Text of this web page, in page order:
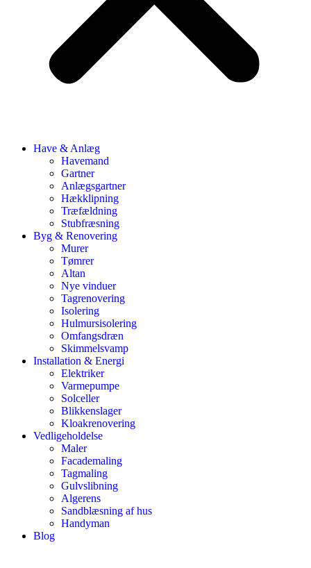
Have & Anlæg
Havemand
Gartner
Anlægsgartner
Hækklipning
Træfældning
Stubfræsning
Byg & Renovering
Murer
Tømrer
Altan
Nye vinduer
Tagrenovering
Isolering
Hulmursisolering
Omfangsdræn
Skimmelsvamp
Installation & Energi
Elektriker
Varmepumpe
Solceller
Blikkenslager
Kloakrenovering
Vedligeholdelse
Maler
Facademaling
Tagmaling
Gulvslibning
Algerens
Sandblæsning af hus
Handyman
Blog